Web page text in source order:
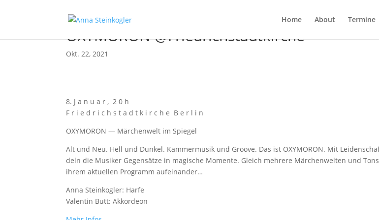
Home About Ter­mi­ne
OXYMORON @Friedrichstadtkirche
Okt. 22, 2021
8. J a n u a r , 2 0 h
F r i e d r i c h s t a d t k i r c h e B e r l i n
OXYMORON — Mär­chen­welt im Spiegel
Alt und Neu. Hell und Dun­kel. Kam­mer­mu­sik und Groo­ve. Das ist OXYMORON. Mit
deln die Musi­ker Gegen­sät­ze in magi­sche Momen­te. Gleich meh­re­re Mär­chen­wel­ten und
ihrem aktu­el­len Pro­gramm aufeinander…
Anna Stein­kog­ler: Harfe
Valen­tin Butt: Akkordeon